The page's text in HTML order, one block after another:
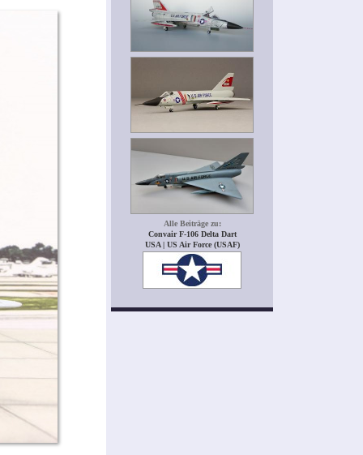
Alle Beiträge zu:
Convair F-106 Delta Dart
USA | US Air Force (USAF)